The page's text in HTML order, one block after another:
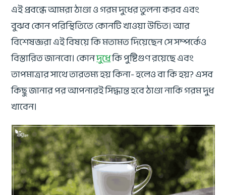
এই প্রবন্ধে আমরা ঠাণ্ডা ও গরম দুধের তুলনা করব এবং
বুঝব কোন পরিস্থিতিতে কোনটি খাওয়া উচিত। আর
বিশেষজ্ঞরা এই বিষয়ে কি মতামত দিয়েছেন সে সম্পর্কেও
বিস্তারিত জানবো। কোনদুধেকি পুষ্টিগুণ রয়েছে এবং
তাপমাত্রার সাথে তারতম্য হয় কিনা- হলেও বা কি হয়? এসব
কিছু জানার পর আপনারই সিদ্ধান্ত হবে ঠাণ্ডা নাকি গরম দুধ
খাবেন।